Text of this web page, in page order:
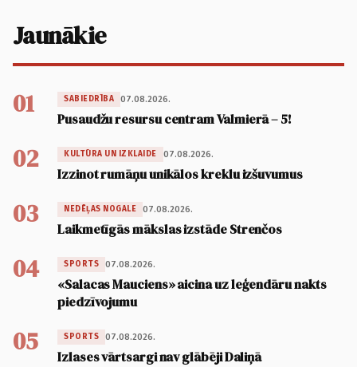
Jaunākie
01 SABIEDRĪBA 07.08.2026.
Pusaudžu resursu centram Valmierā – 5!
02 KULTŪRA UN IZKLAIDE 07.08.2026.
Izzinot rumāņu unikālos kreklu izšuvumus
03 NEDĒĻAS NOGALE 07.08.2026.
Laikmetīgās mākslas izstāde Strenčos
04 SPORTS 07.08.2026.
«Salacas Mauciens» aicina uz leģendāru nakts
piedzīvojumu
05 SPORTS 07.08.2026.
Izlases vārtsargi nav glābēji Daliņā